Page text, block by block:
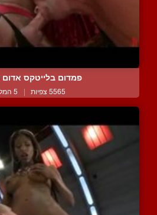
פמדום בלייטקס
5565 צפיות | 5 המלצות